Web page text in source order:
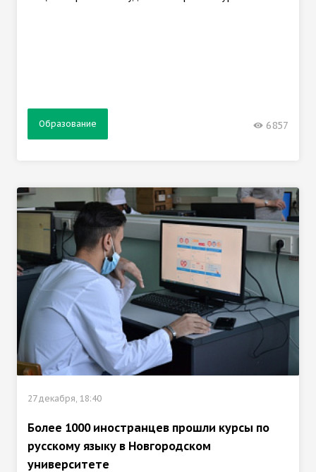
Образование 6857
27 декабря, 18:40
Более 1000 иностранцев прошли курсы по
русскому языку в Новгородском
университете